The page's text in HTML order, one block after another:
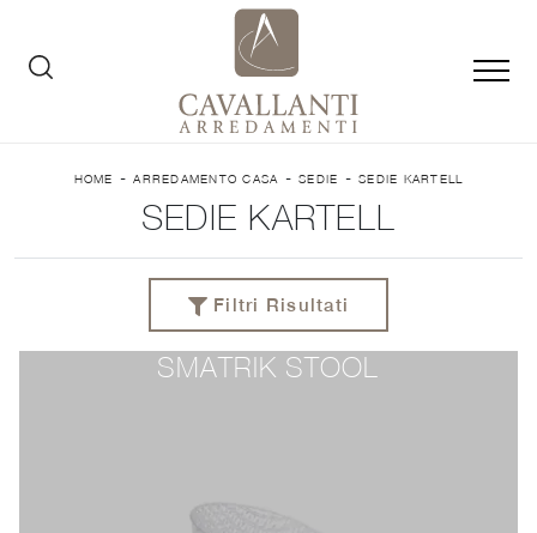
HOME -ARREDAMENTO CASA -SEDIE -SEDIE KARTELL
SEDIE KARTELL
Filtri Risultati
SMATRIK STOOL